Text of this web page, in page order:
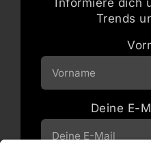
Trends
Deine E-